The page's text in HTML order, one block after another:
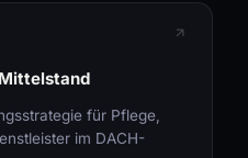
für Pflege,
im DACH-